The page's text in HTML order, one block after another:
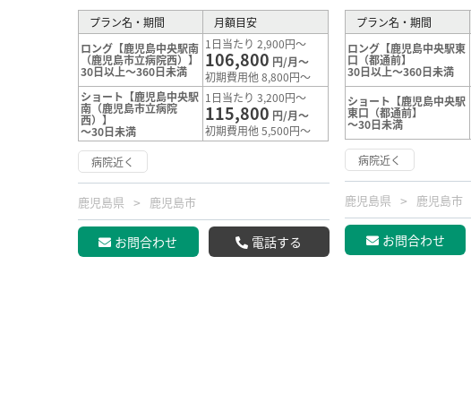
プラン名・期間
月額目安
ロング【鹿児島中央駅南
（鹿児島市立病院西）】
30日以上～360日未満
1日当たり 2,900円～
106,800 円/月～
初期費用他 8,800円～
ショート【鹿児島中央駅
南（鹿児島市立病院
西）】
～30日未満
1日当たり 3,200円～
115,800 円/月～
初期費用他 5,500円～
病院近く
鹿児島県 鹿児島市
お問合わせ 電話する
プラン名・期間
ロング【鹿児島中央駅東
口（都通前】
30日以上～360日未満
ショート【鹿児島中央駅
東口（都通前】
～30日未満
病院近く
鹿児島県 鹿児島市
お問合わせ